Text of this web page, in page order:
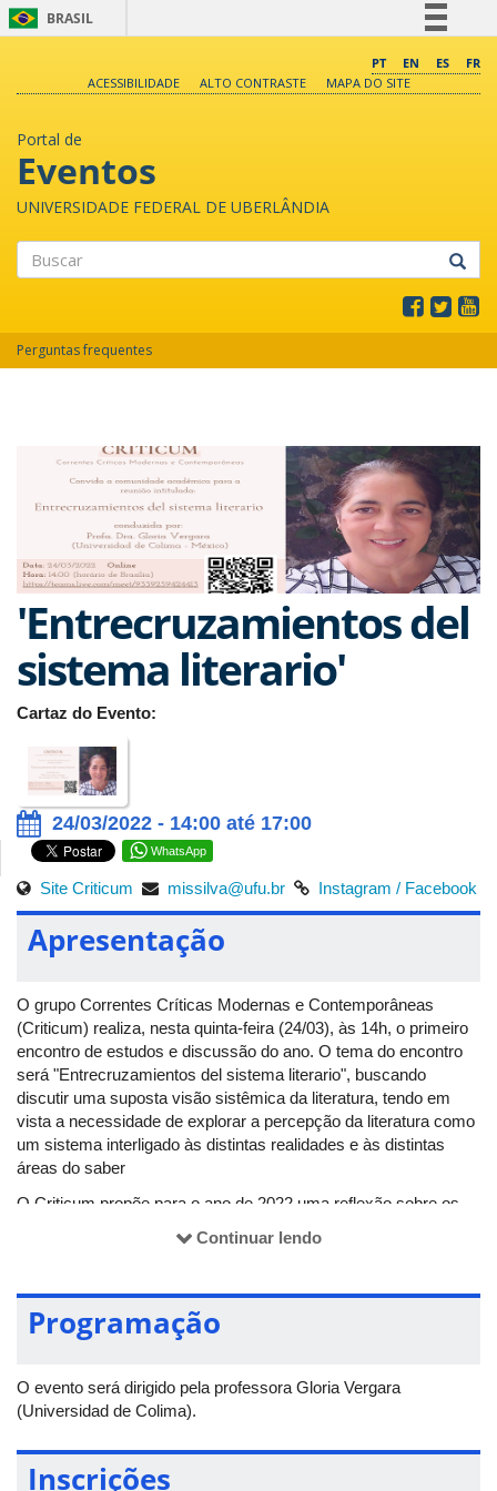
BRASIL
Comunica BR
PT EN ES
FR
ACESSIBILIDADE
ALTO CONTRASTE MAPA DO SITE
Portal de
Eventos
UNIVERSIDADE FEDERAL DE UBERLÂNDIA
Perguntas frequentes
'Entrecruzamientos del
sistema literario'
Cartaz do Evento:
24/03/2022 - 14:00 até 17:00
WhatsApp
Site Criticum missilva@ufu.br Instagram / Facebook
Apresentação
O grupo Correntes Críticas Modernas e Contemporâneas
(Criticum) realiza, nesta quinta-feira (24/03), às 14h, o primeiro
encontro de estudos e discussão do ano. O tema do encontro
será "Entrecruzamientos del sistema literario", buscando
discutir uma suposta visão sistêmica da literatura, tendo em
vista a necessidade de explorar a percepção da literatura como
um sistema interligado às distintas realidades e às distintas
áreas do saber
O Criticum propõe para o ano de 2022 uma reflexão sobre os
sistema literário. Para isso, buscará a inserção de um conjunto
produção artística e que envolvem a materialização do texto
literário, a partir do olhar de seus próprios agentes, como
escritores, produtores e editores. A ideia é, por meio das novas
professores e pesquisadores de outras instituições, até mesmo
internacionais.
As inscrições para este e os futuros eventos de 2022 devem
ser realizadas nosite
Continuar lendo
Programação
O evento será dirigido pela professora Gloria Vergara
(Universidad de Colima).
Inscrições